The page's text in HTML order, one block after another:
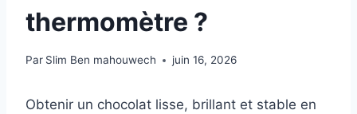
thermomètre ?
Par Slim Ben mahouwech juin 16, 2026
Obtenir un chocolat lisse, brillant et stable en